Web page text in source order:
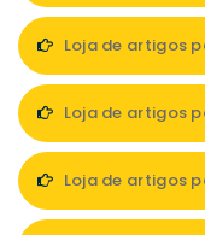
Loja de artigos
Loja de artigos
Loja de artigos